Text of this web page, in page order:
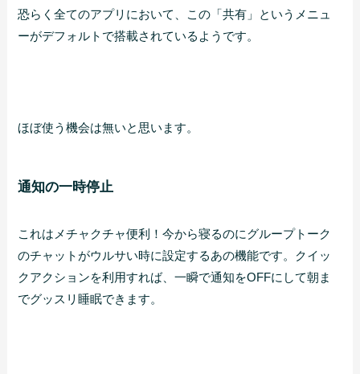
恐らく全てのアプリにおいて、この「共有」というメニュ
ーがデフォルトで搭載されているようです。
ほぼ使う機会は無いと思います。
通知の一時停止
これはメチャクチャ便利！今から寝るのにグループトーク
のチャットがウルサい時に設定するあの機能です。クイッ
クアクションを利用すれば、一瞬で通知をOFFにして朝ま
でグッスリ睡眠できます。